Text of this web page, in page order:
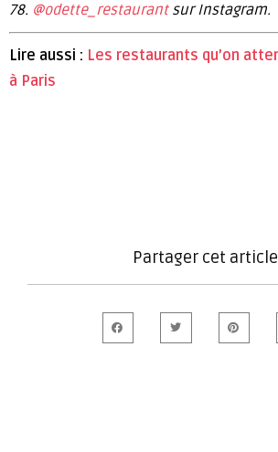
78. @odette_restaurantsur Instagram.
Lire aussi : Les restaurants qu’on
à Paris
Partager cet article